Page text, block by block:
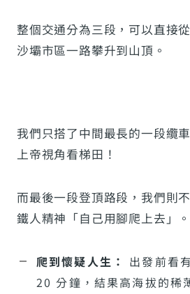
整個交通分為三段，可以直接
沙壩市區一路攀升到山頂。
我們只搭了中間最長的一段纜
上帝視角看梯田！
而最後一段登頂路段，我們則
鐵人精神「自己用腳爬上去」。
爬到懷疑人生：
出發前看
20 分鐘，結果高海拔的稀